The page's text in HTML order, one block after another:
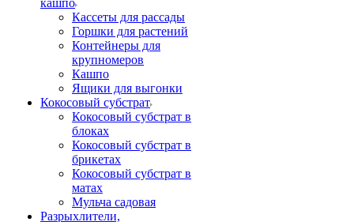
кашпо
Кассеты для рассады
Горшки для растений
Контейнеры для
крупномеров
Кашпо
Ящики для выгонки
Кокосовый субстрат
Кокосовый субстрат в
блоках
Кокосовый субстрат в
брикетах
Кокосовый субстрат в
матах
Мульча садовая
Разрыхлители,